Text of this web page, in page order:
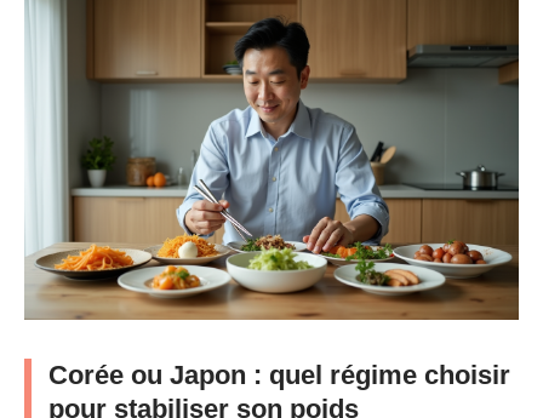
Corée ou Japon : quel régime choisir
pour stabiliser son poids